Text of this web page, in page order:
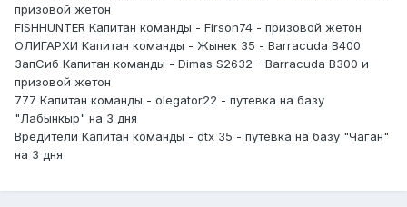
призовой жетон
FISHHUNTER Капитан команды - Firson74 - призовой жетон
ОЛИГАРХИ Капитан команды - Жынек 35 - Barracuda B400
ЗапСиб Капитан команды - Dimas S2632 - Barracuda B300 и
призовой жетон
777 Капитан команды - olegator22 - путевка на базу
"Лабынкыр" на 3 дня
Вредители Капитан команды - dtx 35 - путевка на базу "Чаган"
на 3 дня